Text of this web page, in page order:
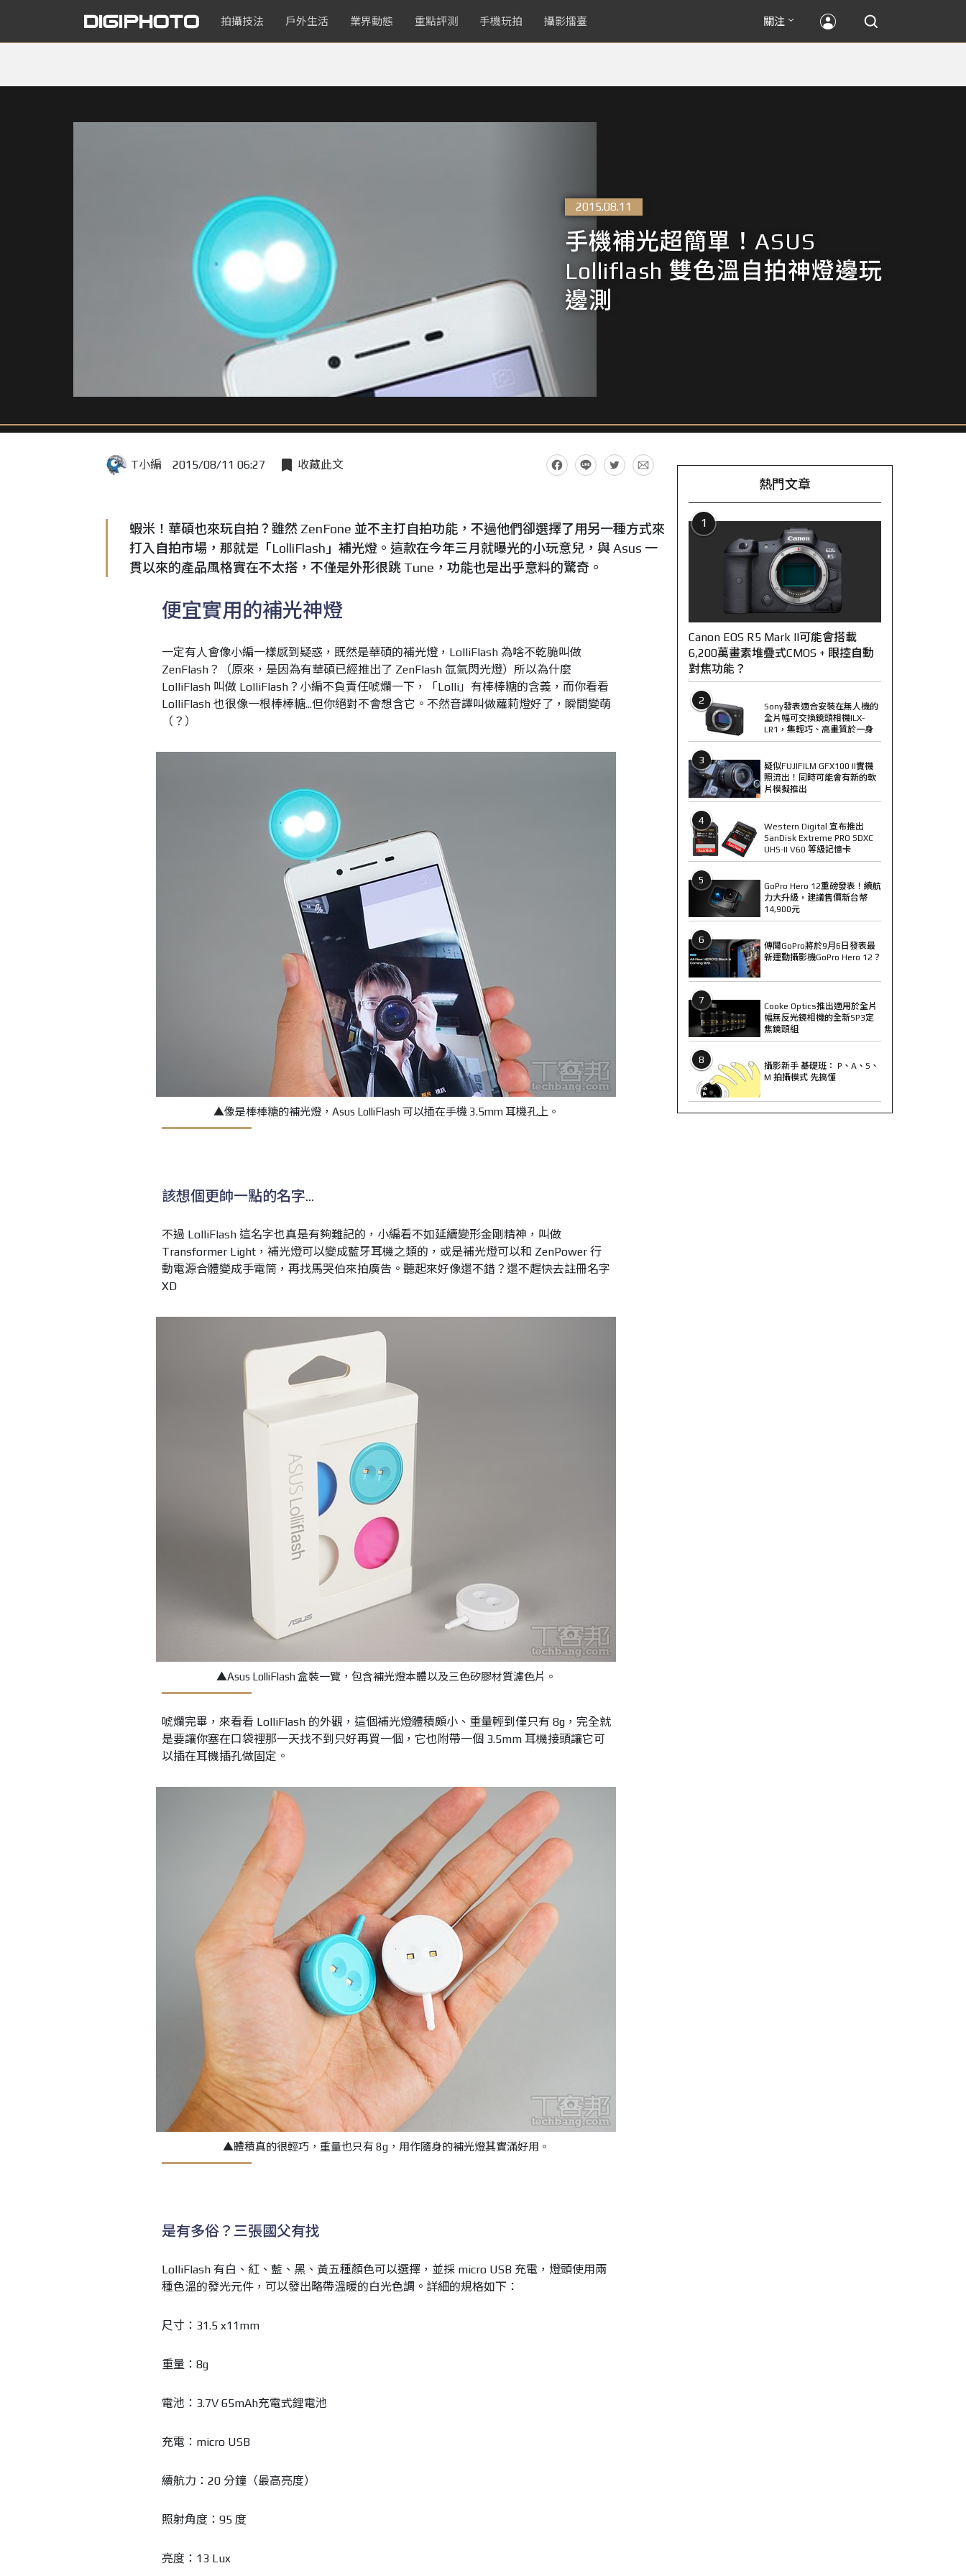
拍攝技法 戶外生活 業界動態 重點評測 手機玩拍 攝影擂臺 關注
2015.08.11
手機補光超簡單！ASUS
Lolliflash 雙色溫自拍神燈邊玩
邊測
T小編 2015/08/11 06:27 收藏此文
蝦米！華碩也來玩自拍？雖然 ZenFone 並不主打自拍功能，不過他們卻選擇了用另一種方式來
打入自拍市場，那就是「LolliFlash」補光燈。這款在今年三月就曝光的小玩意兒，與 Asus 一
貫以來的產品風格實在不太搭，不僅是外形很跳 Tune，功能也是出乎意料的驚奇。
便宜實用的補光神燈
一定有人會像小編一樣感到疑惑，既然是華碩的補光燈，LolliFlash 為啥不乾脆叫做
ZenFlash？（原來，是因為有華碩已經推出了 ZenFlash 氙氣閃光燈）所以為什麼
LolliFlash 叫做 LolliFlash？小編不負責任唬爛一下，「Lolli」有棒棒糖的含義，而你看看
LolliFlash 也很像一根棒棒糖...但你絕對不會想含它。不然音譯叫做蘿莉燈好了，瞬間變萌
（？）
▲像是棒棒糖的補光燈，Asus LolliFlash 可以插在手機 3.5mm 耳機孔上。
該想個更帥一點的名字...
不過 LolliFlash 這名字也真是有夠難記的，小編看不如延續變形金剛精神，叫做
Transformer Light，補光燈可以變成藍牙耳機之類的，或是補光燈可以和 ZenPower 行
動電源合體變成手電筒，再找馬哭伯來拍廣告。聽起來好像還不錯？還不趕快去註冊名字
XD
▲Asus LolliFlash 盒裝一覽，包含補光燈本體以及三色矽膠材質濾色片。
唬爛完畢，來看看 LolliFlash 的外觀，這個補光燈體積頗小、重量輕到僅只有 8g，完全就
是要讓你塞在口袋裡那一天找不到只好再買一個，它也附帶一個 3.5mm 耳機接頭讓它可
以插在耳機插孔做固定。
▲體積真的很輕巧，重量也只有 8g，用作隨身的補光燈其實滿好用。
是有多俗？三張國父有找
LolliFlash 有白、紅、藍、黑、黃五種顏色可以選擇，並採 micro USB 充電，燈頭使用兩
種色溫的發光元件，可以發出略帶溫暖的白光色調。詳細的規格如下：
尺寸：31.5 x11mm
重量：8g
電池：3.7V 65mAh充電式鋰電池
充電：micro USB
續航力：20 分鐘（最高亮度）
照射角度：95 度
亮度：13 Lux
熱門文章
1
Canon EOS R5 Mark II可能會搭載
6,200萬畫素堆疊式CMOS + 眼控自動
對焦功能？
2
Sony發表適合安裝在無人機的
全片幅可交換鏡頭相機ILX-
LR1，集輕巧、高畫質於一身
3
疑似FUJIFILM GFX100 II實機
照流出！同時可能會有新的軟
片模擬推出
4
Western Digital 宣布推出
SanDisk Extreme PRO SDXC
UHS-II V60 等級記憶卡
5
GoPro Hero 12重磅發表！續航
力大升級，建議售價新台幣
14,900元
6
傳聞GoPro將於9月6日發表最
新運動攝影機GoPro Hero 12？
7
Cooke Optics推出適用於全片
幅無反光鏡相機的全新SP3定
焦鏡頭組
8
攝影新手 基礎班： P、A、S、
M 拍攝模式 先搞懂